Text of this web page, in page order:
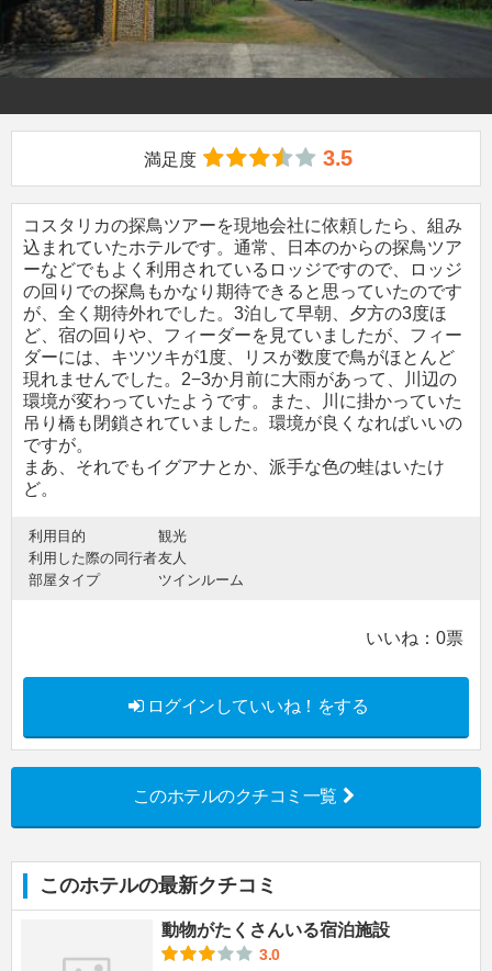
満足度 3.5
コスタリカの探鳥ツアーを現地会社に依頼したら、組み
込まれていたホテルです。通常、日本のからの探鳥ツア
ーなどでもよく利用されているロッジですので、ロッジ
の回りでの探鳥もかなり期待できると思っていたのです
が、全く期待外れでした。3泊して早朝、夕方の3度ほ
ど、宿の回りや、フィーダーを見ていましたが、フィー
ダーには、キツツキが1度、リスが数度で鳥がほとんど
現れませんでした。2−3か月前に大雨があって、川辺の
環境が変わっていたようです。また、川に掛かっていた
吊り橋も閉鎖されていました。環境が良くなればいいの
ですが。
まあ、それでもイグアナとか、派手な色の蛙はいたけ
ど。
利用目的
観光
利用した際の同行者友人
部屋タイプ
ツインルーム
いいね： 0票
ログインしていいね！をする
このホテルのクチコミ一覧
このホテルの最新クチコミ
動物がたくさんいる宿泊施設
3.0